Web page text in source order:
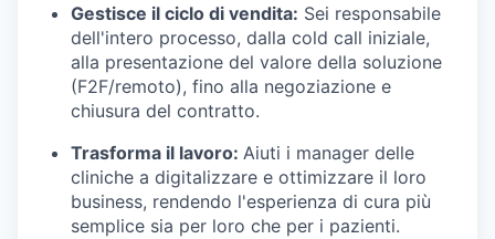
Gestisce il ciclo di vendita: Sei responsabile
dell'intero processo, dalla cold call iniziale,
alla presentazione del valore della soluzione
(F2F/remoto), fino alla negoziazione e
chiusura del contratto.
Trasforma il lavoro: Aiuti i manager delle
cliniche a digitalizzare e ottimizzare il loro
business, rendendo l'esperienza di cura più
semplice sia per loro che per i pazienti.